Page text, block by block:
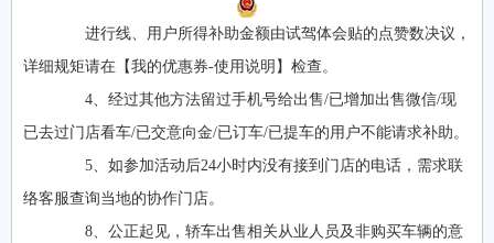
进行线、用户所得补助金额由试驾体会贴的点赞数决议，
详细规矩请在【我的优惠券-使用说明】检查。
4、经过其他方法留过手机号给出售/已增加出售微信/现
已去过门店看车/已交意向金/已订车/已提车的用户不能请求补助。
5、如参加活动后24小时内没有接到门店的电话，需求联
络客服查询当地的协作门店。
8、公正起见，轿车出售相关从业人员及非购买车辆的意